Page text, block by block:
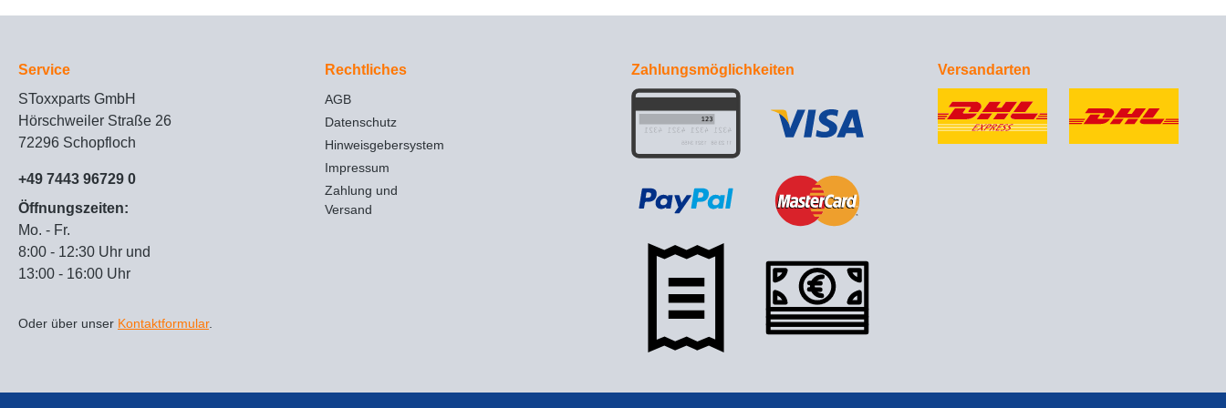
Service
SToxxparts GmbH
Hörschweiler Straße 26
72296 Schopfloch
+49 7443 96729 0
Öffnungszeiten:
Mo. - Fr.
8:00 - 12:30 Uhr und
13:00 - 16:00 Uhr
Oder über unser Kontaktformular.
Rechtliches
AGB
Datenschutz
Hinweisgebersystem
Impressum
Zahlung und
Versand
Zahlungsmöglichkeiten Versandarten